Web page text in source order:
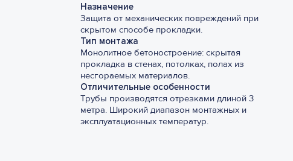
Назначение
Защита от механических повреждений при
скрытом способе прокладки.
Тип монтажа
Монолитное бетоностроение: скрытая
прокладка в стенах, потолках, полах из
несгораемых материалов.
Отличительные особенности
Трубы производятся отрезками длиной 3
метра. Широкий диапазон монтажных и
эксплуатационных температур.